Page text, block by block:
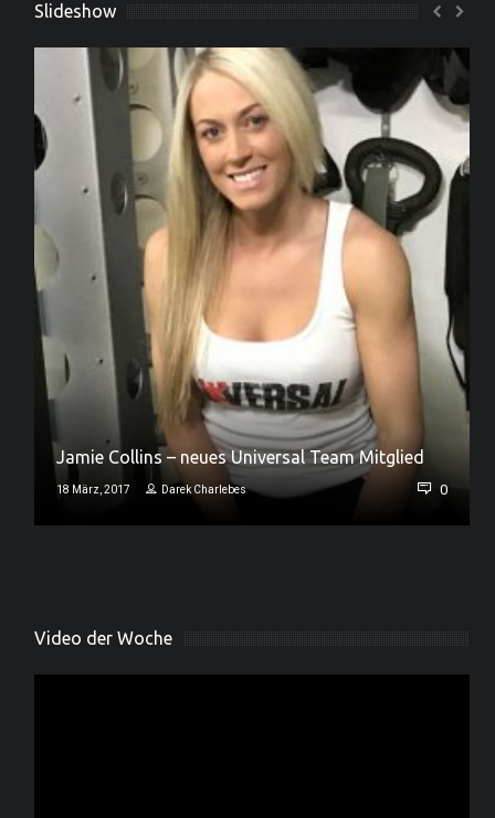
Slideshow
Jamie Collins – neues Universal Team Mitglied
18 März, 2017 Darek Charlebes 0
Video der Woche